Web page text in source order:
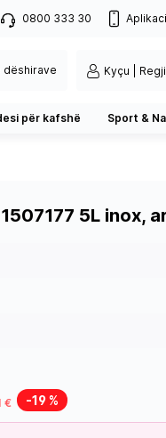
0800 333 30
dëshirave Kyçu |
për kafshë Sport &
1507177 5L inox,
€
-19 %